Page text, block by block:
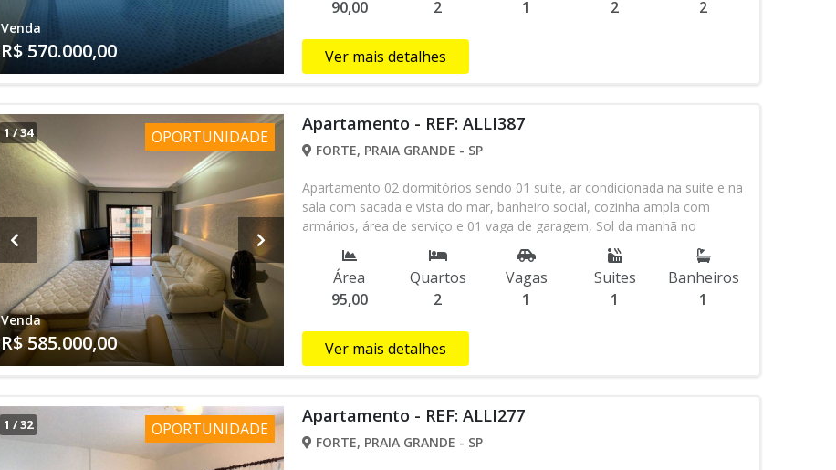
Venda
R$ 570.000,00
90,00
2
1
2
2
Ver mais detalhes
1/34 OPORTUNIDADE
Venda
R$ 585.000,00
Apartamento - REF: ALLI387
FORTE, PRAIA GRANDE - SP
Apartamento 02 dormitórios sendo 01 suite, ar condicionada na suite e na
sala com sacada e vista do mar, banheiro social, cozinha ampla com
armários, área de serviço e 01 vaga de garagem, Sol da manhã no
apartamento todo. Prédio com salão de festas e jogos. Localização
excelente próximo de mercados, restaurantes, padaria, farmácias, lojas e a
02 quadras da praia no bairro Canto do Forte em Praia Grande. Agende a
sua visita fale com um de nossos corretores via Whatsapp (13)98145-4443.
Área
95,00
Quartos
2
Vagas
1
Suites
1
Banheiros
1
Ver mais detalhes
1 /32 OPORTUNIDADE
Apartamento - REF: ALLI277
FORTE, PRAIA GRANDE - SP